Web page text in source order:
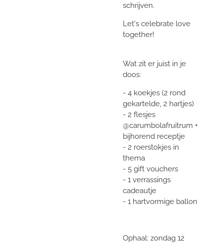
schrijven.
Let's celebrate love
together!
Wat zit er juist in je
doos:
- 4 koekjes (2 rond
gekartelde, 2 hartjes)
- 2 flesjes
@carumbolafruitrum +
bijhorend receptje
- 2 roerstokjes in
thema
- 5 gift vouchers
- 1 verrassings
cadeautje
- 1 hartvormige ballon
Ophaal: zondag 12